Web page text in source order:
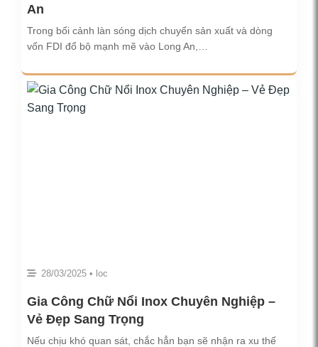
An
Trong bối cảnh làn sóng dịch chuyển sản xuất và dòng
vốn FDI đổ bộ mạnh mẽ vào Long An,…
28/03/2025 • loc
Gia Công Chữ Nổi Inox Chuyên Nghiệp –
Vẻ Đẹp Sang Trọng
Nếu chịu khó quan sát, chắc hẳn bạn sẽ nhận ra xu thế